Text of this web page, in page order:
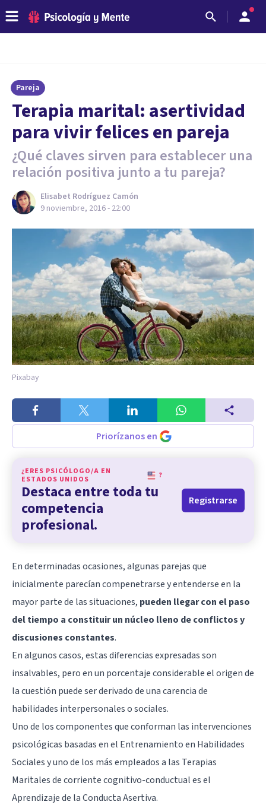
Pareja
Terapia marital: asertividad
para vivir felices en pareja
¿Qué claves sirven para establecer una
relación positiva junto a tu pareja?
Elisabet Rodríguez Camón
9 noviembre, 2016 - 22:00
Pixabay
Priorízanos en
¿ERES PSICÓLOGO/A EN
ESTADOS UNIDOS
?
Destaca entre toda tu
competencia
profesional.
Registrarse
En determinadas ocasiones, algunas parejas que
inicialmente parecían compenetrarse y entenderse en la
mayor parte de las situaciones, pueden llegar con el paso
del tiempo a constituir un núcleo lleno de conflictos y
discusiones constantes.
En algunos casos, estas diferencias expresadas son
insalvables, pero en un porcentaje considerable el origen de
la cuestión puede ser derivado de una carencia de
habilidades interpersonales o sociales.
Uno de los componentes que conforman las intervenciones
psicológicas basadas en el Entrenamiento en Habilidades
Socialesy uno de los más empleados a las Terapias
Maritales decorriente cognitivo-conductuales el
Aprendizaje de la Conducta Asertiva.